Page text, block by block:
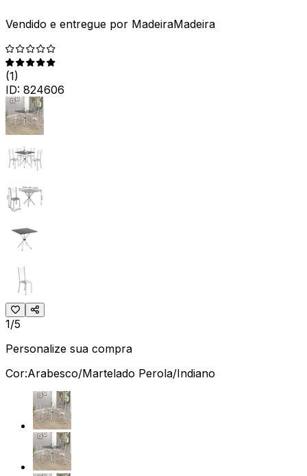
Vendido e entregue por MadeiraMadeira
(1)
ID: 824606
1/5
Personalize sua compra
Cor:Arabesco/Martelado Perola/Indiano